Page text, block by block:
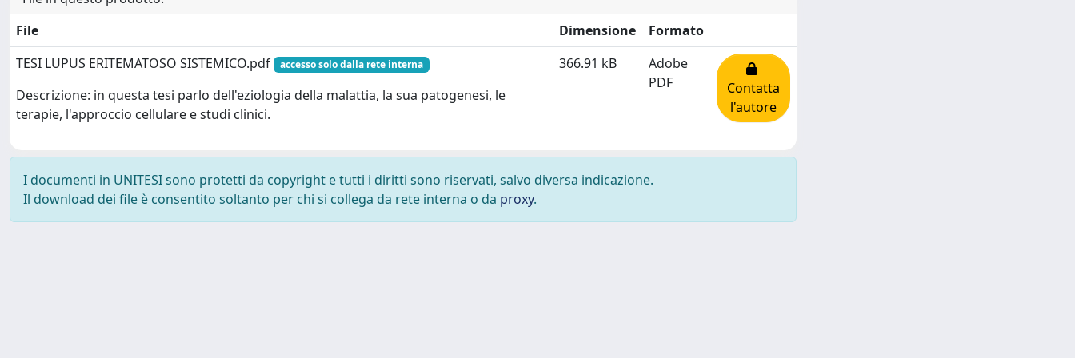
File
Dimensione
Formato
TESI LUPUS ERITEMATOSO SISTEMICO.pdf
accesso solo dalla rete interna
Descrizione: in questa tesi parlo dell'eziologia della malattia, la sua patogenesi, le
terapie, l'approccio cellulare e studi clinici.
366.91 kB
Adobe
PDF
Contatta
l'autore
I documenti in UNITESI sono protetti da copyright e tutti i diritti sono riservati, salvo diversa indicazione.
Il download dei file è consentito soltanto per chi si collega da rete interna o da proxy.